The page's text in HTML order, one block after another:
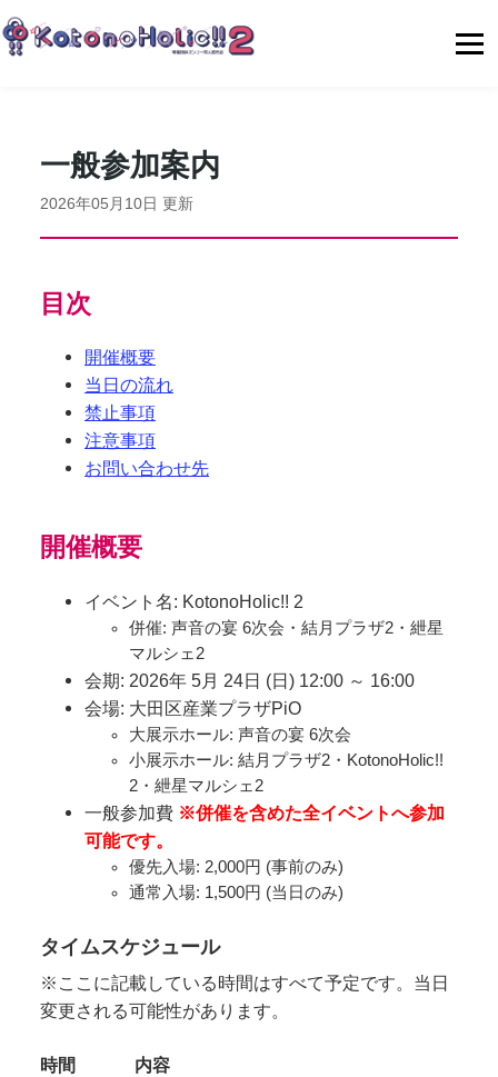
一般参加案内
2026年05月10日 更新
目次
開催概要
当日の流れ
禁止事項
注意事項
お問い合わせ先
開催概要
イベント名: KotonoHolic!! 2
併催: 声音の宴 6次会・結月プラザ2・紲星
マルシェ2
会期: 2026年 5月 24日 (日) 12:00 ～ 16:00
会場: 大田区産業プラザPiO
大展示ホール: 声音の宴 6次会
小展示ホール: 結月プラザ2・KotonoHolic!!
2・紲星マルシェ2
一般参加費 ※併催を含めた全イベントへ参加
可能です。
優先入場: 2,000円 (事前のみ)
通常入場: 1,500円 (当日のみ)
タイムスケジュール
※ここに記載している時間はすべて予定です。当日
変更される可能性があります。
時間 内容